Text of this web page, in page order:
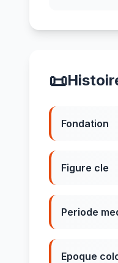
📜
Fondation
Figure cle
Periode
Epoque